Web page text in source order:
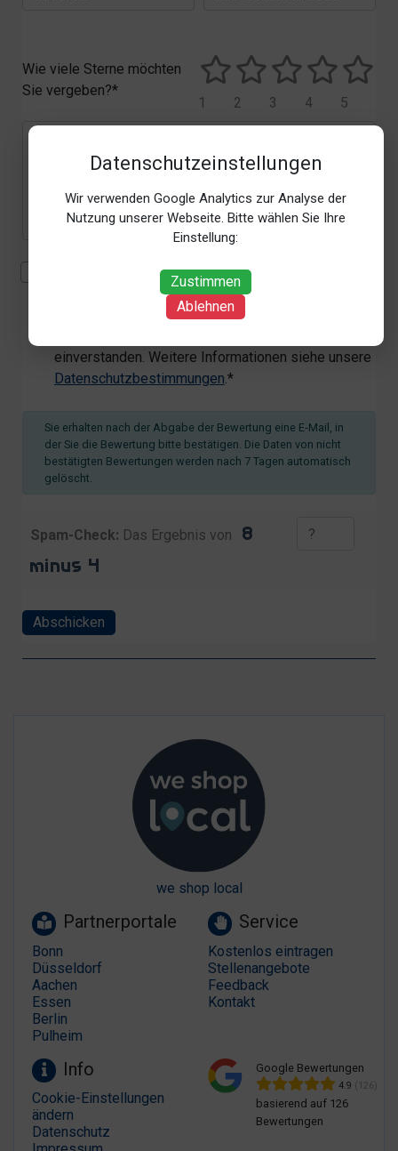
Datenschutzeinstellungen
Wir verwenden Google Analytics zur Analyse der
Nutzung unserer Webseite. Bitte wählen Sie Ihre
Einstellung:
Zustimmen
Ablehnen
Wie viele Sterne möchten
Sie vergeben?*
5
4
3
2
1
Mit der Erhebung, Verarbeitung und Nutzung meiner
personenbezogenen Daten (Angaben, Datum und
Uhrzeit der Bewertungsabgabe, Referrer-URL) zum
einverstanden. Weitere Informationen siehe unsere
Datenschutzbestimmungen.*
Sie erhalten nach der Abgabe der Bewertung eine E-Mail, in
der Sie die Bewertung bitte bestätigen. Die Daten von nicht
bestätigten Bewertungen werden nach 7 Tagen automatisch
gelöscht.
Spam-Check: Das Ergebnis von
Abschicken
we shop local
Partnerportale
Bonn
Düsseldorf
Aachen
Essen
Berlin
Pulheim
Service
Kostenlos eintragen
Stellenangebote
Feedback
Kontakt
Info
Cookie-Einstellungen
ändern
Datenschutz
Google Bewertungen
4.9 (126)
basierend auf 126
Bewertungen